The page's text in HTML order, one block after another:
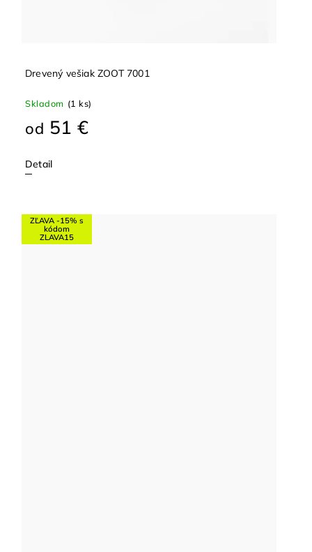
Drevený vešiak ZOOT 7001
Skladom (1 ks)
od 51 €
Detail
ZĽAVA -15% s
kódom
ZLAVA15